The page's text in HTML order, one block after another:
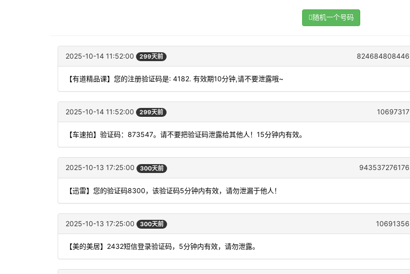
随机一个号码
2025-10-14 11:52:00 299天前 824684808446
【有道精品课】您的注册验证码是: 4182. 有效期10分钟,请不要泄露哦~
2025-10-14 11:52:00 299天前 10697317
【车速拍】验证码：873547。请不要把验证码泄露给其他人！15分钟内有效。
2025-10-13 17:25:00 300天前 943537276176
【迅雷】您的验证码8300，该验证码5分钟内有效，请勿泄漏于他人！
2025-10-13 17:25:00 300天前 10691356
【美的美居】2432短信登录验证码，5分钟内有效，请勿泄露。